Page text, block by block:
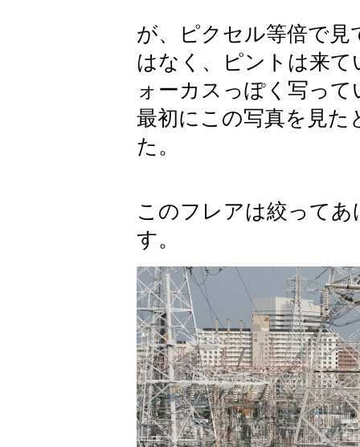
が、ピクセル等倍で
はなく、ピントは来
ォーカスっぽく写っ
最初にこの写真を見
た。
このフレアは絞って
す。